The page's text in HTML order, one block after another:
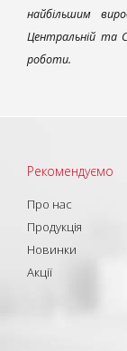
найбільшим
Центральній та
роботи.
Рекомендуємо
Про нас
Продукція
Новинки
Акції